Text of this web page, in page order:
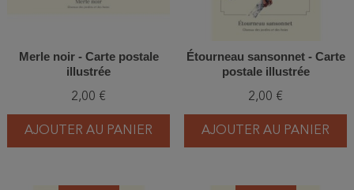
Merle noir - Carte postale
illustrée
2,00 €
AJOUTER AU PANIER
Étourneau sansonnet - Carte
postale illustrée
2,00 €
AJOUTER AU PANIER